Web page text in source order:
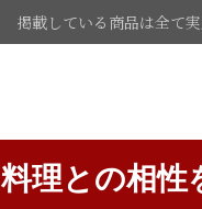
掲載している商品は全て
料理との相性